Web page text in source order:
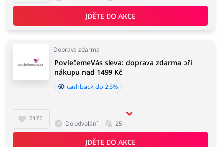
JDĚTE DO AKCE
Doprava zdarma
7172
PovlečemeVás sleva: doprava zdarma při
nákupu nad 1499 Kč
cashback do 2.5%
Do odvolání 25
JDĚTE DO AKCE